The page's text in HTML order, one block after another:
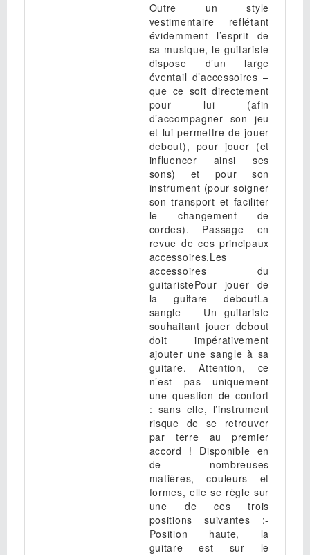
Outre un style
vestimentaire reflétant
évidemment l’esprit de
sa musique, le guitariste
dispose d’un large
éventail d’accessoires –
que ce soit directement
pour lui (afin
d’accompagner son jeu
et lui permettre de jouer
debout), pour jouer (et
influencer ainsi ses
sons) et pour son
instrument (pour soigner
son transport et faciliter
le changement de
cordes). Passage en
revue de ces principaux
accessoires.Les
accessoires du
guitaristePour jouer de
la guitare deboutLa
sangle Un guitariste
souhaitant jouer debout
doit impérativement
ajouter une sangle à sa
guitare. Attention, ce
n’est pas uniquement
une question de confort
: sans elle, l’instrument
risque de se retrouver
par terre au premier
accord ! Disponible en
de nombreuses
matières, couleurs et
formes, elle se règle sur
une de ces trois
positions suivantes :-
Position haute, la
guitare est sur le